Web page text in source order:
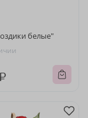
белые"